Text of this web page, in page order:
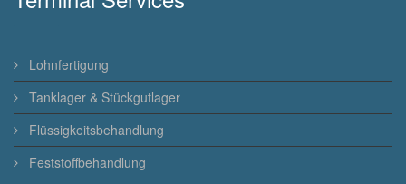
Lohnfertigung
Tanklager & Stückgutlager
Flüssigkeitsbehandlung
Feststoffbehandlung